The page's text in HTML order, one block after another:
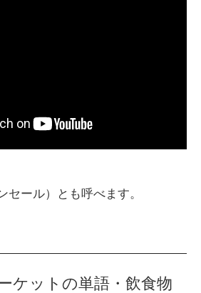
セール）とも呼べます。
ケットの単語・飲食物